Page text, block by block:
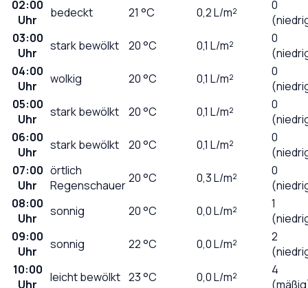
02:00
Uhr
bedeckt 21 °C 0,2L/m²
0
03:00
Uhr
stark bewölkt 20°C 0,1 L/m²
0
04:00
Uhr
wolkig 20°C 0,1 L/m²
0
05:00
Uhr
stark bewölkt 20°C 0,1 L/m²
0
06:00
Uhr
stark bewölkt 20°C 0,1 L/m²
0
07:00
Uhr
örtlich
Regenschauer20°C 0,3L/m²
0
08:00
Uhr
sonnig 20°C 0,0L/m²
1
09:00
Uhr
sonnig 22°C 0,0L/m²
2
10:00
Uhr
leicht bewölkt 23°C 0,0L/m²
4